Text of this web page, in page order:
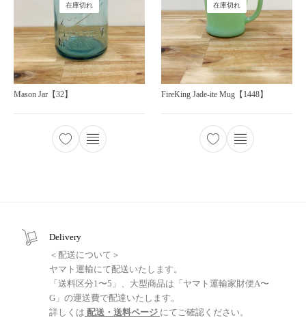
在庫切れ
Mason Jar【32】
在庫切れ
FireKing Jade-ite Mug【1448】
Delivery
＜配送について＞
ヤマト運輸にて配送いたします。
「送料区分1〜5」、大型商品は「ヤマト運輸家財便A〜
G」の運送費で配達いたします。
詳しくは 配送・送料ページ にてご確認ください。